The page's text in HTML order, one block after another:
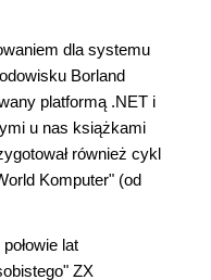
dla systemu
Borland
platformą .NET i
u nas książkami
również cykl
Komputer" (od
lat
ZX